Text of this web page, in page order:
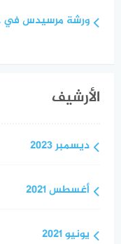
ورشة مرسيدس في
الأرشيف
ديسمبر 2023
أغسطس 2021
يونيو 2021